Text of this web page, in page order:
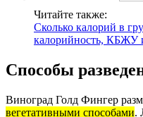
Читайте также:
Сколько калорий в
калорийность, КБЖУ
Способы
Виноград Голд Фингер
вегетативными способами.